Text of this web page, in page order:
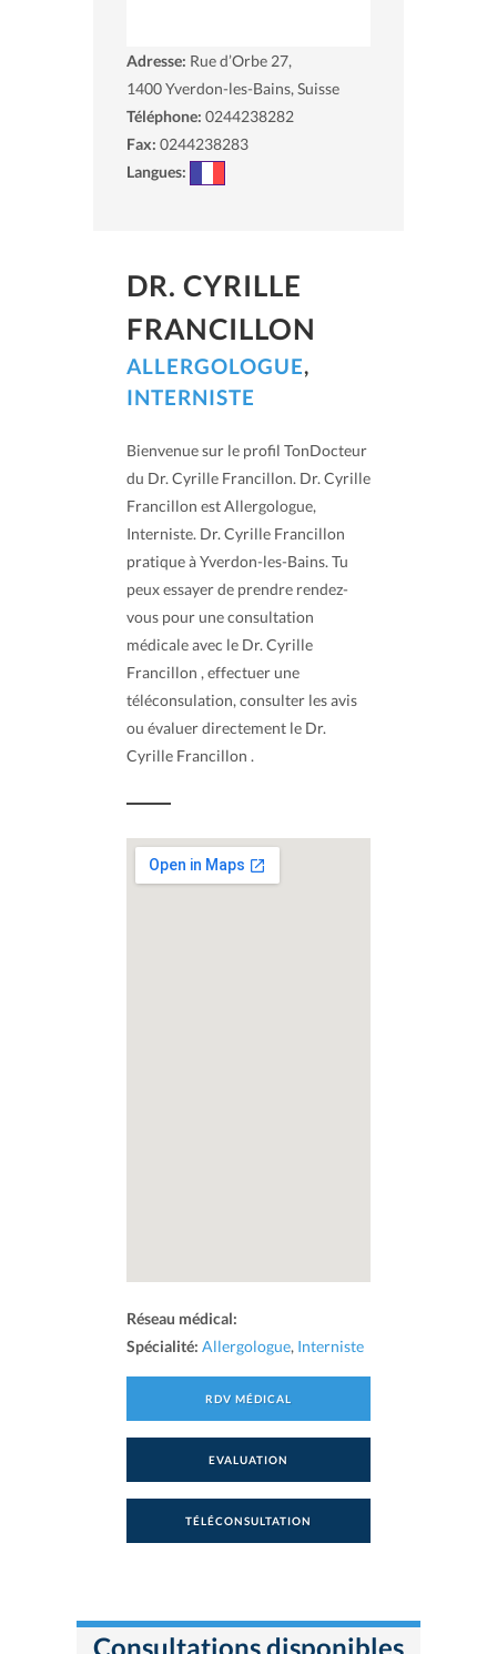
Adresse: Rue d’Orbe 27,
1400Yverdon-les-Bains, Suisse
Téléphone: 0244238282
Fax: 0244238283
Langues:
DR. CYRILLE
FRANCILLON
ALLERGOLOGUE,
INTERNISTE
Bienvenue sur le profil TonDocteur
du Dr. Cyrille Francillon. Dr. Cyrille
Francillon est Allergologue,
Interniste. Dr. Cyrille Francillon
pratique à Yverdon-les-Bains. Tu
peux essayer de prendre rendez-
vous pour une consultation
médicale avec le Dr. Cyrille
Francillon , effectuer une
téléconsulation, consulter les avis
ou évaluer directement le Dr.
Cyrille Francillon .
Réseau médical:
Spécialité: Allergologue, Interniste
RDV MÉDICAL
EVALUATION
TÉLÉCONSULTATION
Consultations disponibles